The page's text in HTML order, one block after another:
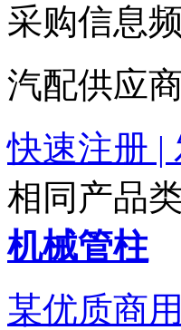
采购信息
汽配供应
快速注册 |
相同产品
机械管柱
某优质商